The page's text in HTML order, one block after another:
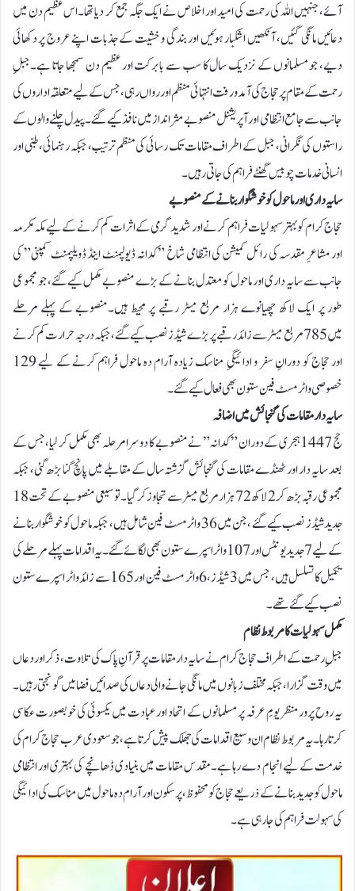
آئے، جنہیں اللہ کی رحمت کی امید اور اخلاص نے ایک جگہ جمع کر دیا تھا۔اس عظیم دن میں
دعائیں مانگی گئیں، آنکھیں اشکبار ہوئیں اور بندگی و خشیت کے جذبات اپنے عروج پر دکھائی
دیے، جو مسلمانوں کے نزدیک سال کا سب سے بابرکت اور عظیم دن سمجھا جاتا ہے۔جبلِ
رحمت کے مقام پر حجاج کی آمد و رفت انتہائی منظم اور رواں رہی، جس کے لیے متعلقہ اداروں کی
جانب سے جامع انتظامی اور آپریشنل منصوبے مثر انداز میں نافذ کیے گئے۔پیدل چلنے والوں کے
راستوں کی نگرانی، جبل کے اطراف مقامات تک رسائی کی منظم ترتیب، جبکہ رہنمائی، طبی اور
انسانی خدمات چوبیس گھنٹے فراہم کی جاتی رہیں۔
سایہ داری اور ماحول کو خوشگوار بنانے کے منصوبے
حجاج کرام کو بہتر سہولیات فراہم کرنے اور شدید گرمی کے اثرات کم کرنے کے لیے مکہ مکرمہ
اور مشاعرِ مقدسہ کی رائل کمیشن کی انتظامی شاخ ”کدانہ ڈیولپمنٹ اینڈ ڈویلپمنٹ کمپنی” کی
جانب سے سایہ داری اور ماحول کو معتدل بنانے کے بڑے منصوبے مکمل کیے گئے، جو مجموعی
طور پر ایک لاکھ چھیانوے ہزار مربع میٹر رقبے پر محیط ہیں۔منصوبے کے پہلے مرحلے
میں 785 مربع میٹر سے زائد رقبے پر بڑے شیڈز نصب کیے گئے، جبکہ درجہ حرارت کم کرنے
اور حجاج کو دورانِ سفر و ادائیگیِ مناسک زیادہ آرام دہ ماحول فراہم کرنے کے لیے 129
خصوصی واٹر مسٹ فین ستون بھی فعال کیے گئے۔
سایہ دار مقامات کی گنجائش میں اضافہ
حج 1447 ہجری کے دوران ”کدانہ” نے منصوبے کا دوسرا مرحلہ بھی مکمل کر لیا، جس کے
بعد سایہ دار اور ٹھنڈے مقامات کی گنجائش گزشتہ سال کے مقابلے میں پانچ گنا بڑھ گئی، جبکہ
مجموعی رقبہ بڑھ کر 2 لاکھ 72 ہزار مربع میٹر سے تجاوز کر گیا۔توسیعی منصوبے کے تحت 18
جدید شیڈز نصب کیے گئے ،جن میں 36 واٹر مسٹ فین شامل ہیں، جبکہ ماحول کو خوشگوار بنانے
کے لیے 7 جدید یونٹس اور 107 واٹر اسپرے ستون بھی لگائے گئے۔یہ اقدامات پہلے مرحلے کی
تکمیل کا تسلسل ہیں، جس میں 3 شیڈز، 6 واٹر مسٹ فین اور 165 سے زائد واٹر اسپرے ستون
نصب کیے گئے تھے۔
مکمل سہولیات کا مربوط نظام
جبلِ رحمت کے اطراف حجاج کرام نے سایہ دار مقامات پر قرآنِ پاک کی تلاوت، ذکر اور دعاں
میں وقت گزارا، جبکہ مختلف زبانوں میں مانگی جانے والی دعاں کی صدائیں فضا میں گونجتی رہیں۔
یہ روح پرور منظر یومِ عرفہ پر مسلمانوں کے اتحاد اور عبادت میں یکسوئی کی خوبصورت عکاسی
کرتا رہا۔یہ مربوط نظام ان وسیع اقدامات کی جھلک پیش کرتا ہے ،جو سعودی عرب حجاج کرام کی
خدمت کے لیے انجام دے رہا ہے۔مقدس مقامات میں بنیادی ڈھانچے کی بہتری اور انتظامی
ماحول کو جدید بنانے کے ذریعے حجاج کو محفوظ، پرسکون اور آرام دہ ماحول میں مناسک کی ادائیگی
کی سہولت فراہم کی جا رہی ہے۔